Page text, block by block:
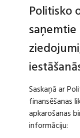
Politisko
Saskaņā ar
finansēšanas
apkarošanas
informāciju: